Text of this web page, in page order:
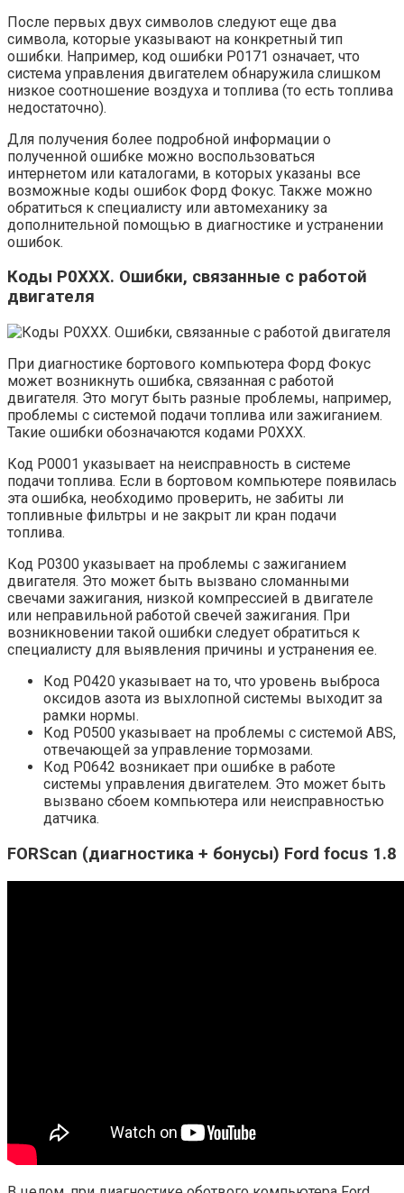
После первых двух символов следуют еще два
символа, которые указывают на конкретный тип
ошибки. Например, код ошибки P0171 означает, что
система управления двигателем обнаружила слишком
низкое соотношение воздуха и топлива (то есть топлива
недостаточно).
Для получения более подробной информации о
полученной ошибке можно воспользоваться
интернетом или каталогами, в которых указаны все
возможные коды ошибок Форд Фокус. Также можно
обратиться к специалисту или автомеханику за
дополнительной помощью в диагностике и устранении
ошибок.
Коды P0XXX. Ошибки, связанные с работой
двигателя
При диагностике бортового компьютера Форд Фокус
может возникнуть ошибка, связанная с работой
двигателя. Это могут быть разные проблемы, например,
проблемы с системой подачи топлива или зажиганием.
Такие ошибки обозначаются кодами P0XXX.
Код P0001 указывает на неисправность в системе
подачи топлива. Если в бортовом компьютере появилась
эта ошибка, необходимо проверить, не забиты ли
топливные фильтры и не закрыт ли кран подачи
топлива.
Код P0300 указывает на проблемы с зажиганием
двигателя. Это может быть вызвано сломанными
свечами зажигания, низкой компрессией в двигателе
или неправильной работой свечей зажигания. При
возникновении такой ошибки следует обратиться к
специалисту для выявления причины и устранения ее.
Код P0420 указывает на то, что уровень выброса
оксидов азота из выхлопной системы выходит за
рамки нормы.
Код P0500 указывает на проблемы с системой ABS,
отвечающей за управление тормозами.
Код P0642 возникает при ошибке в работе
системы управления двигателем. Это может быть
вызвано сбоем компьютера или неисправностью
датчика.
FORScan (диагностика + бонусы) Ford focus 1.8